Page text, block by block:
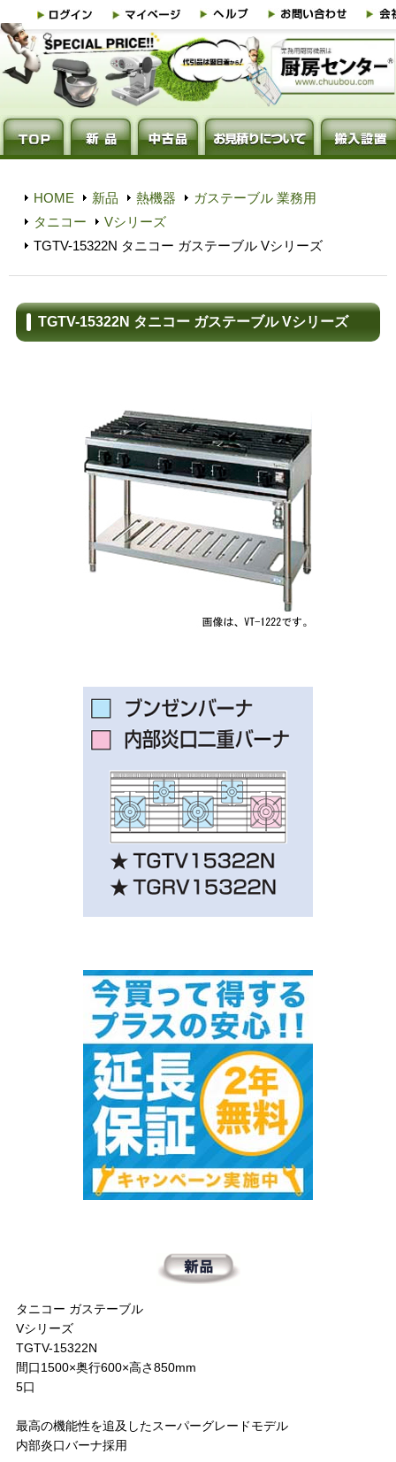
HOME 新品 熱機器
ガステーブル 業務用
タニコー
Vシリーズ
TGTV-15322N タニコー ガステーブル Vシリーズ
TGTV-15322N タニコー ガステーブル Vシリーズ
タニコー ガステーブル
Vシリーズ
TGTV-15322N
間口1500×奥行600×高さ850mm
5口
最高の機能性を追及したスーパーグレードモデル
内部炎口バーナ採用